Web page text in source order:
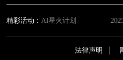
精彩活动： AI星火计划
法律声明